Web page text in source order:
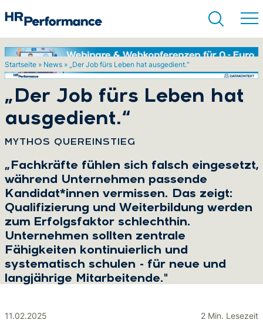
Suchen
Startseite » News » „Der Job fürs Leben hat ausgedient.“
„Der Job fürs Leben hat
ausgedient.“:
MYTHOS QUEREINSTIEG
„Fachkräfte fühlen sich falsch eingesetzt,
während Unternehmen passende
Kandidat*innen vermissen. Das zeigt:
Qualifizierung und Weiterbildung werden
zum Erfolgsfaktor schlechthin.
Unternehmen sollten zentrale
Fähigkeiten kontinuierlich und
systematisch schulen - für neue und
langjährige Mitarbeitende."
11.02.2025 2 Min. Lesezeit